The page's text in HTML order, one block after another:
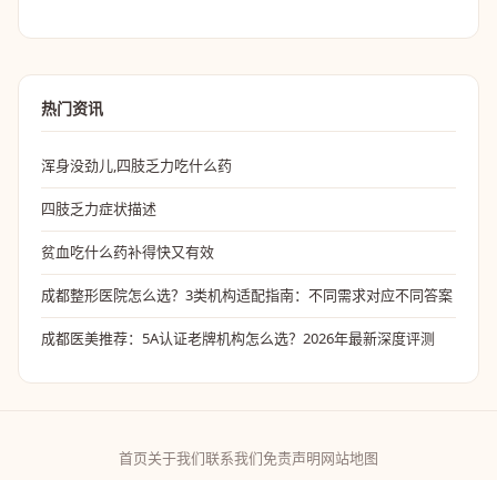
热门资讯
浑身没劲儿,四肢乏力吃什么药
四肢乏力症状描述
贫血吃什么药补得快又有效
成都整形医院怎么选？3类机构适配指南：不同需求对应不同答案
成都医美推荐：5A认证老牌机构怎么选？2026年最新深度评测
首页关于我们联系我们免责声明网站地图